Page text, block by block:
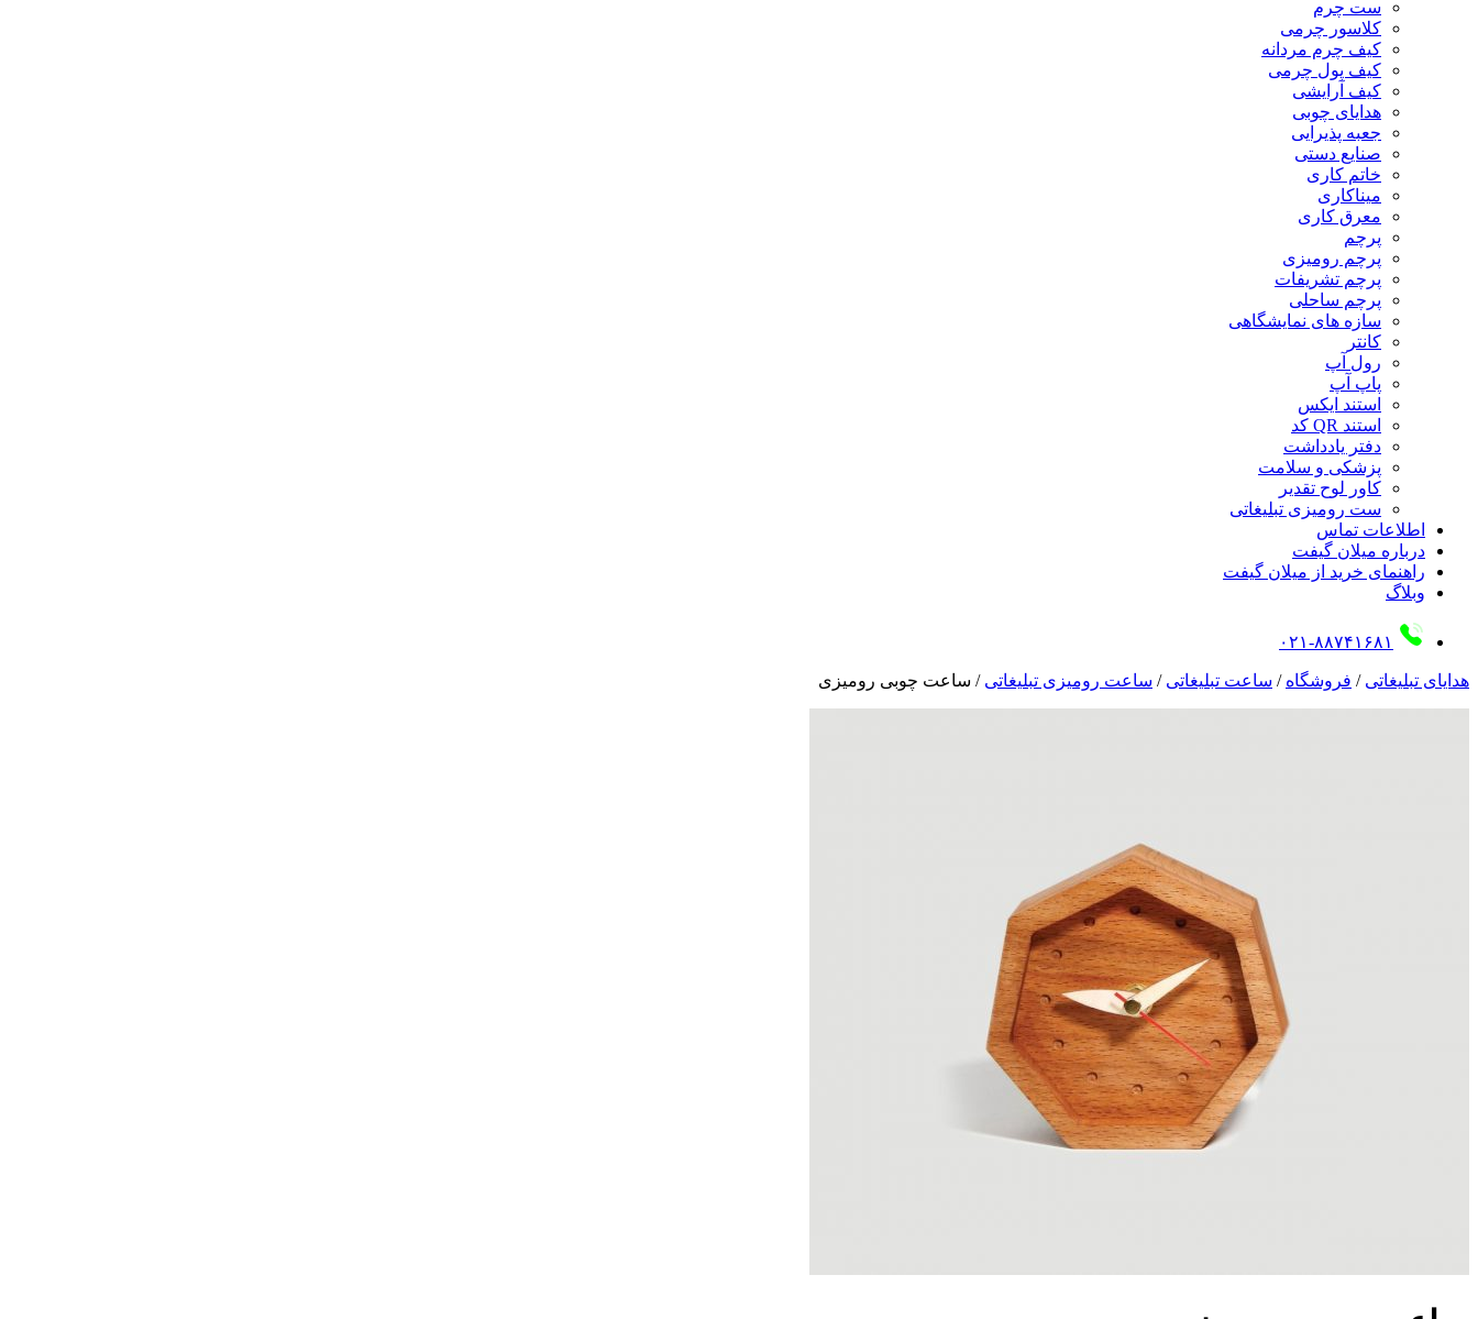
ست چرم
کلاسور چرمی
کیف چرم مردانه
کیف پول چرمی
کیف آرایشی
هدایای چوبی
جعبه پذیرایی
صنایع دستی
خاتم کاری
میناکاری
معرق کاری
پرچم
پرچم رومیزی
پرچم تشریفات
پرچم ساحلی
سازه های نمایشگاهی
کانتر
رول آپ
پاپ آپ
استند ایکس
استند QR کد
دفتر یادداشت
پزشکی و سلامت
کاور لوح تقدیر
ست رومیزی تبلیغاتی
اطلاعات تماس
درباره میلان گیفت
راهنمای خرید از میلان گیفت
وبلاگ
۰۲۱-۸۸۷۴۱۶۸۱
هدایای تبلیغاتی / فروشگاه / ساعت تبلیغاتی / ساعت رومیزی تبلیغاتی / ساعت چوبی رومیزی